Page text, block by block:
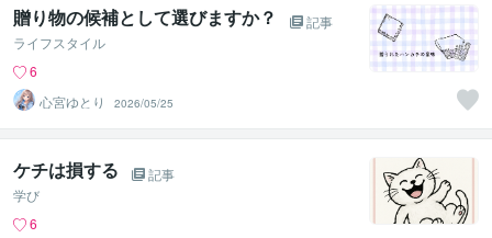
贈り物の候補として選びますか？
記事
ライフスタイル
6
心宮ゆとり
2026/05/25
ケチは損する
記事
学び
6